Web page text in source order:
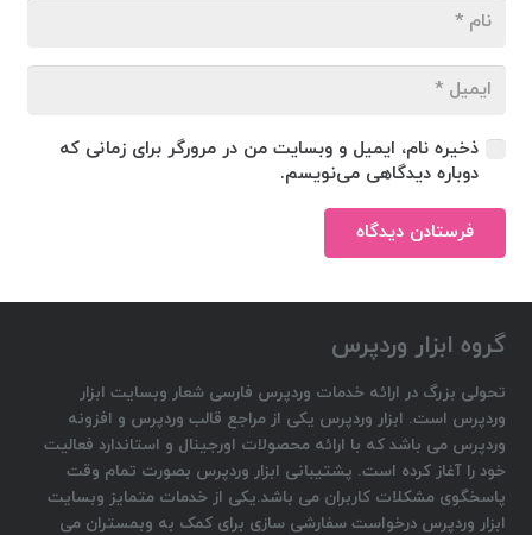
ذخیره نام، ایمیل و وبسایت من در مرورگر برای زمانی که
دوباره دیدگاهی می‌نویسم.
فرستادن دیدگاه
گروه ابزار وردپرس
تحولی بزرگ در ارائه خدمات وردپرس فارسی شعار وبسایت ابزار
وردپرس است. ابزار وردپرس یکی از مراجع قالب وردپرس و افزونه
وردپرس می باشد که با ارائه محصولات اورجینال و استاندارد فعالیت
خود را آغاز کرده است. پشتیبانی ابزار وردپرس بصورت تمام وقت
پاسخگوی مشکلات کاربران می باشد.یکی از خدمات متمایز وبسایت
ابزار وردپرس درخواست سفارشی سازی برای کمک به وبمستران می